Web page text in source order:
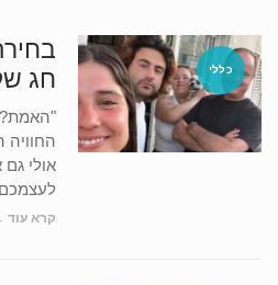
כללי
חג
החוויה
אולי
קרא עוד